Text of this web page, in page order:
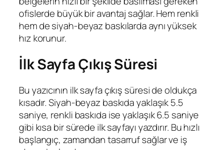
ofislerde büyük bir avantaj sağlar. Hem renkli
hem de siyah-beyaz baskılarda aynı yüksek
hız korunur.
İlk Sayfa Çıkış Süresi
Bu yazıcının ilk sayfa çıkış süresi de oldukça
kısadır. Siyah-beyaz baskıda yaklaşık 5.5
saniye, renkli baskıda ise yaklaşık 6.5 saniye
gibi kısa bir sürede ilk sayfayı yazdırır. Bu hızlı
başlangıç, zamandan tasarruf sağlar ve iş